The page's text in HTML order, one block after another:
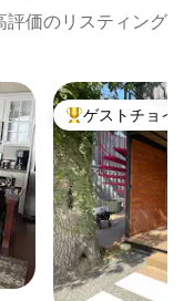
評価のリスティング
大好評のゲスト
ゲストチョイス